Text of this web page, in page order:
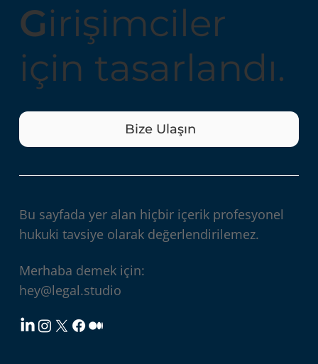
Girişimciler
için tasarlandı.
Bize Ulaşın
Bu sayfada yer alan hiçbir içerik profesyonel
hukuki tavsiye olarak değerlendirilemez.
Merhaba demek için:
hey@legal.studio